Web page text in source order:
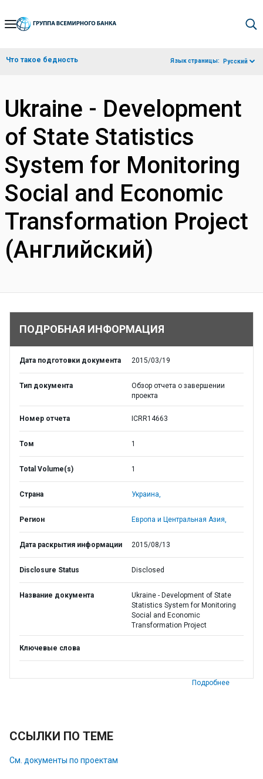
Skip
Navigation
Что такое бедность Язык страницы: Русский
Ukraine - Development
of State Statistics
System for Monitoring
Social and Economic
Transformation Project
(Английский)
ПОДРОБНАЯ ИНФОРМАЦИЯ
Дата подготовки документа 2015/03/19
Тип документа
Обзор отчета о завершении
проекта
Номер отчета ICRR14663
Том 1
Total Volume(s) 1
Страна Украина,
Регион Европа и Центральная Азия,
Дата раскрытия информации 2015/08/13
Disclosure Status Disclosed
Название документа
Ukraine - Development of State
Statistics System for Monitoring
Social and Economic
Transformation Project
Ключевые слова
Подробнее
ССЫЛКИ ПО ТЕМЕ
См. документы по проектам